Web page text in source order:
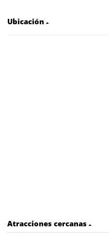
Ubicación
Atracciones cercanas